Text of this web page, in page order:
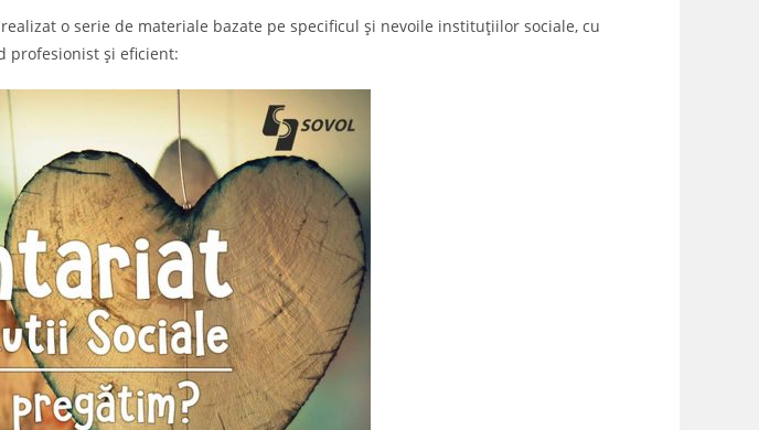
o serie de materiale bazate pe specificul și nevoile instituțiilor sociale, cu
profesionist și eficient: